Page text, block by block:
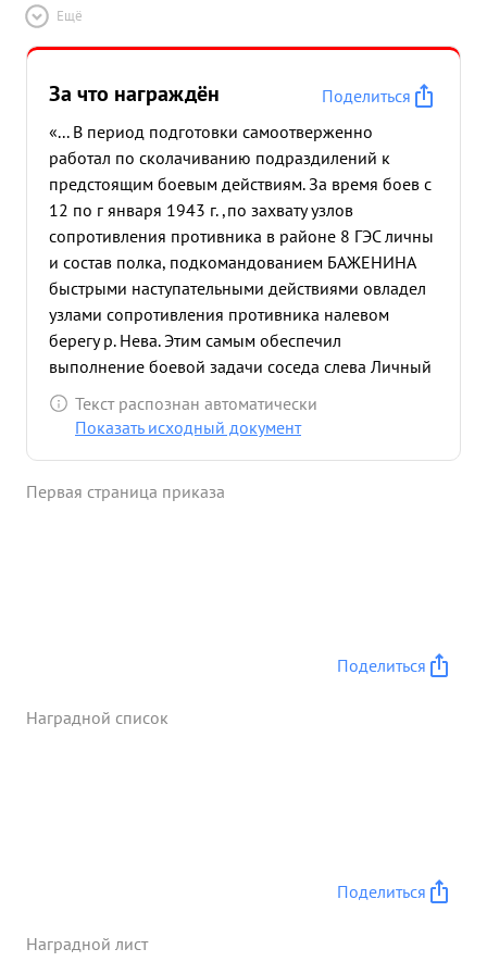
выполнением приказа командира дивизии.
противотанкового рва под Колпино Лично сам
вых одил для контроля и установления порядка
на передовые позиции показав при этом
мужество и беззаветную преданность Родине в
оборонительном бою за два ж. д моста на дороге
Колпино-Красный Бор тов. БАЖЕНИН дважды
командировало туда для наведения порядка Это
выполнялось самым добросовестным образом
при чем перед уходом просматривал лично
готовность к обороне каждого пулемета в период
сильной 1 бомбардировки артиллерии
минометов и прицельного огня пулеметов про
тивника по участку обороны мостов: Считаю необ
одимым х одатайствовать о награждении тов.
Ещё
За что награждён
Поделиться
«... В период подготовки самоотверженно
работал по сколачиванию подраздилений к
предстоящим боевым действиям. За время боев с
12 по г января 1943 г. ,по захвату узлов
сопротивления противника в районе 8 ГЭС личны
и состав полка, подкомандованием БАЖЕНИНА
быстрыми наступательными действиями овладел
узлами сопротивления противника налевом
берегу р. Нева. Этим самым обеспечил
выполнение боевой задачи соседа слева Личный
состав подразделения полка упорно удерживал
занятые рубежи противника и не однократные
награждения Правительственной наградои-
Текст распознан автоматически
Показать исходный документ
Первая страница приказа
Поделиться
Наградной список
Поделиться
Наградной лист